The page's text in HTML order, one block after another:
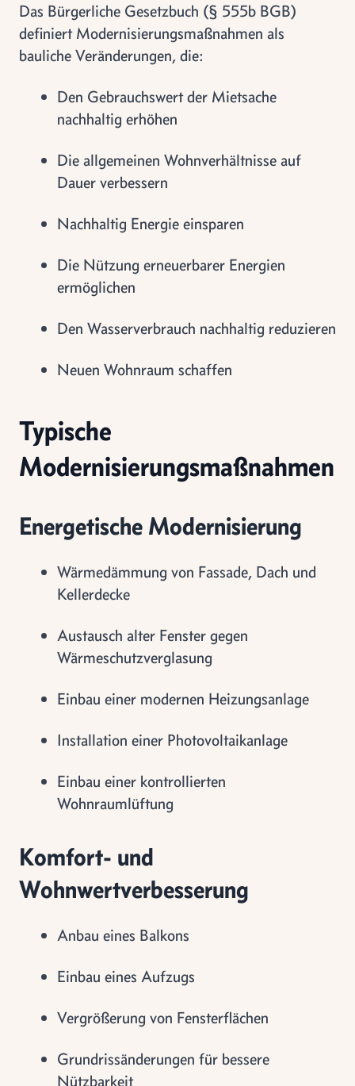
Das Bürgerliche Gesetzbuch (§ 555b BGB)
definiert Modernisierungsmaßnahmen als
bauliche Veränderungen, die:
Den Gebrauchswert der Mietsache
nachhaltig erhöhen
Die allgemeinen Wohnverhältnisse auf
Dauer verbessern
Nachhaltig Energie einsparen
Die Nützung erneuerbarer Energien
ermöglichen
Den Wasserverbrauch nachhaltig reduzieren
Neuen Wohnraum schaffen
Typische
Modernisierungsmaßnahmen
Energetische Modernisierung
Wärmedämmung von Fassade, Dach und
Kellerdecke
Austausch alter Fenster gegen
Wärmeschutzverglasung
Einbau einer modernen Heizungsanlage
Installation einer Photovoltaikanlage
Einbau einer kontrollierten
Wohnraumlüftung
Komfort- und
Wohnwertverbesserung
Anbau eines Balkons
Einbau eines Aufzugs
Vergrößerung von Fensterflächen
Grundrissänderungen für bessere
Nützbarkeit